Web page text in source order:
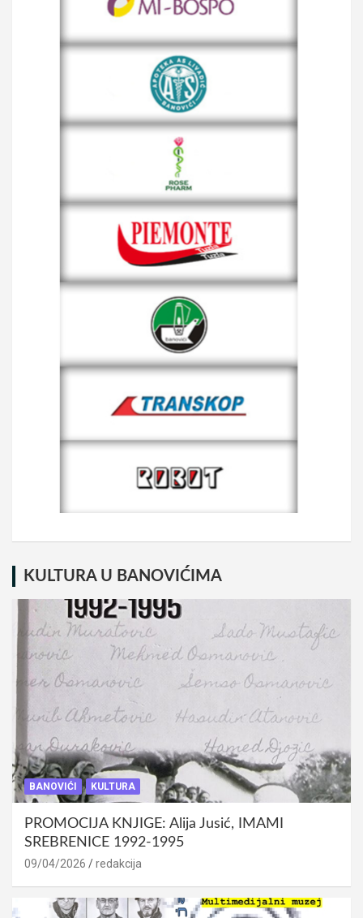
KULTURA U BANOVIĆIMA
BANOVIĆI KULTURA
PROMOCIJA KNJIGE: Alija Jusić, IMAMI
SREBRENICE 1992-1995
09/04/2026 redakcija